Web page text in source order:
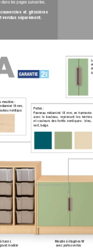
les pages suivantes.
et glissières
vendus séparément.
Portes :
Panneau mélaminé 18 mm, en harmonie
avec le bouleau, reprenant les teintes
et couleurs des forêts nordiques : bleu,
vert, beige.
bacs L
modèle
Meuble à étagères M
avec portes vertes
meubles :
18 mm,
nordique.